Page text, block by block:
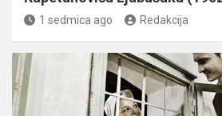
1 sedmica ago Redakcija